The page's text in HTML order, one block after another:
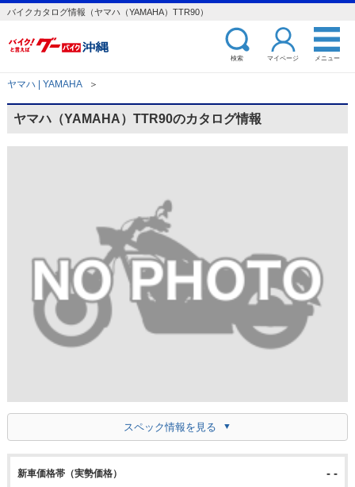
バイクカタログ情報（ヤマハ（YAMAHA）TTR90）
検索 マイページ メニュー
ヤマハ | YAMAHA ＞
ヤマハ（YAMAHA）TTR90のカタログ情報
スペック情報を見る
新車価格帯（実勢価格） - -